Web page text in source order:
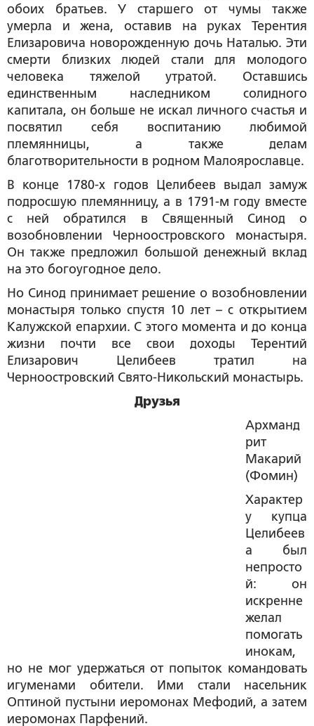
обоих братьев. У старшего от чумы также
умерла и жена, оставив на руках Терентия
Елизаровича новорожденную дочь Наталью. Эти
смерти близких людей стали для молодого
человека тяжелой утратой. Оставшись
единственным наследником солидного
капитала, он больше не искал личного счастья и
посвятил себя воспитанию любимой
племянницы, а также делам
благотворительности в родном Малоярославце.
В конце 1780-х годов Целибеев выдал замуж
подросшую племянницу, а в 1791-м году вместе
с ней обратился в Священный Синод о
возобновлении Черноостровского монастыря.
Он также предложил большой денежный вклад
на это богоугодное дело.
Но Синод принимает решение о возобновлении
монастыря только спустя 10 лет – с открытием
Калужской епархии. С этого момента и до конца
жизни почти все свои доходы Терентий
Елизарович Целибеев тратил на
Черноостровский Свято-Никольский монастырь.
Друзья
Архманд
рит
Макарий
(Фомин)
Характер
у купца
Целибеев
а был
непросто
й: он
искренне
желал
помогать
инокам,
но не мог удержаться от попыток командовать
игуменами обители. Ими стали насельник
Оптиной пустыни иеромонах Мефодий, а затем
иеромонах Парфений.